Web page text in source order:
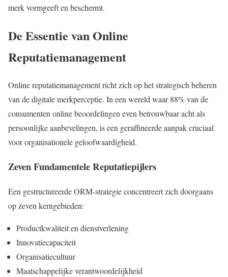
merk vormgeeft en beschermt.
De Essentie van Online
Reputatiemanagement
Online reputatiemanagement richt zich op het strategisch beheren
van de digitale merkperceptie. In een wereld waar 88% van de
consumenten online beoordelingen even betrouwbaar acht als
persoonlijke aanbevelingen, is een geraffineerde aanpak cruciaal
voor organisationele geloofwaardigheid.
Zeven Fundamentele Reputatiepijlers
Een gestructureerde ORM-strategie concentreert zich doorgaans
op zeven kerngebieden:
Productkwaliteit en dienstverlening
Innovatiecapaciteit
Organisatiecultuur
Maatschappelijke verantwoordelijkheid